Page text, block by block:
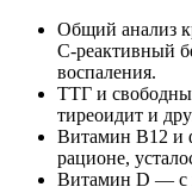
Общий анализ
С‑реактивный
воспаления.
ТТГ и
тиреоидит и
Витамин B12 и
рационе,
Витамин D — с